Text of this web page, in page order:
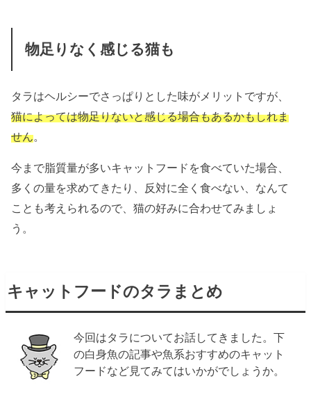
物足りなく感じる猫も
タラはヘルシーでさっぱりとした味がメリットですが、
猫によっては物足りないと感じる場合もあるかもしれま
せん。
今まで脂質量が多いキャットフードを食べていた場合、
多くの量を求めてきたり、反対に全く食べない、なんて
ことも考えられるので、猫の好みに合わせてみましょ
う。
キャットフードのタラまとめ
今回はタラについてお話してきました。下
の白身魚の記事や魚系おすすめのキャット
フードなど見てみてはいかがでしょうか。